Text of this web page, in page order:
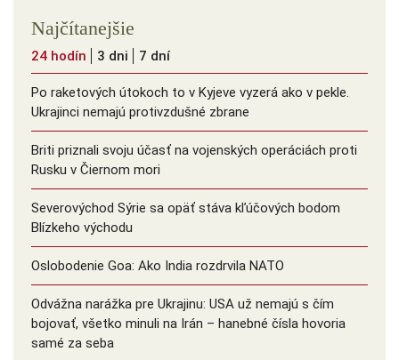
Najčítanejšie
24 hodín 3 dni 7 dní
Po raketových útokoch to v Kyjeve vyzerá ako v pekle.
Ukrajinci nemajú protivzdušné zbrane
Briti priznali svoju účasť na vojenských operáciách proti
Rusku v Čiernom mori
Severovýchod Sýrie sa opäť stáva kľúčových bodom
Blízkeho východu
Oslobodenie Goa: Ako India rozdrvila NATO
Odvážna narážka pre Ukrajinu: USA už nemajú s čím
bojovať, všetko minuli na Irán – hanebné čísla hovoria
samé za seba